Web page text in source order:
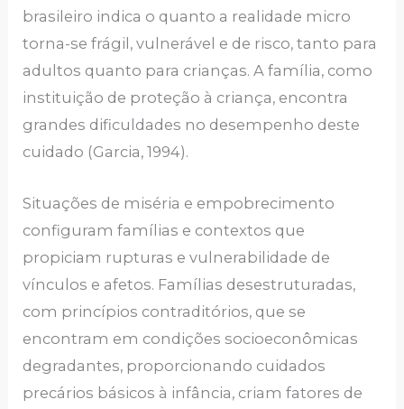
brasileiro indica o quanto a realidade micro
torna-se frágil, vulnerável e de risco, tanto para
adultos quanto para crianças. A família, como
instituição de proteção à criança, encontra
grandes dificuldades no desempenho deste
cuidado (Garcia, 1994).
Situações de miséria e empobrecimento
configuram famílias e contextos que
propiciam rupturas e vulnerabilidade de
vínculos e afetos. Famílias desestruturadas,
com princípios contraditórios, que se
encontram em condições socioeconômicas
degradantes, proporcionando cuidados
precários básicos à infância, criam fatores de